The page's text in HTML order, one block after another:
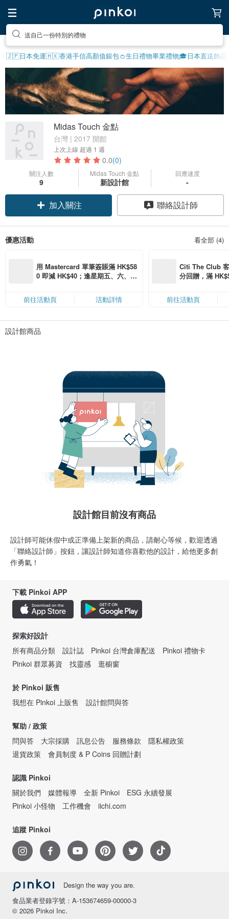
送自己一份特別的禮物
🇯🇵日本免運🇭🇰香港手信高顏值銀包👛生日禮物畢業禮物🎓日本直送飾品
Midas Touch 金點
台灣 | 2017 開館
上次上線 超過 1 週
0.0(0)
關注人數
9
Midas Touch 金點
新設計館
回應速度
-
加入關注 聯絡設計師
優惠活動 看全部 (4)
用 Mastercard 單筆簽賬滿 HK$58
0 即減 HK$40；逢星期五、六、日
限，額滿即止，僅限「常用信用
卡」結帳）
前往活動頁 活動詳情
Citi The Club
分回贈，滿
前往活動頁
設計館商品
設計館目前沒有商品
設計師可能休假中或正準備上架新的商品，請耐心等候，歡迎透過
「聯絡設計師」按鈕，讓設計師知道你喜歡他的設計，給他更多創
作勇氣！
下載 Pinkoi APP
探索好設計
所有商品分類
設計誌 Pinkoi 台灣倉庫配送
Pinkoi 禮物卡
Pinkoi 群眾募資
找靈感 逛櫥窗
於 Pinkoi 販售
我想在 Pinkoi 上販售
設計館問與答
幫助 / 政策
問與答
大宗採購 訊息公告 服務條款
隱私權政策
退貨政策
會員制度 & P Coins 回贈計劃
認識 Pinkoi
關於我們
媒體報導 全新 Pinkoi
ESG 永續發展
Pinkoi 小怪物
工作機會 iichi.com
追蹤 Pinkoi
Design the way you are.
食品業者登錄字號：A-153674659-00000-3
© 2026 Pinkoi Inc.